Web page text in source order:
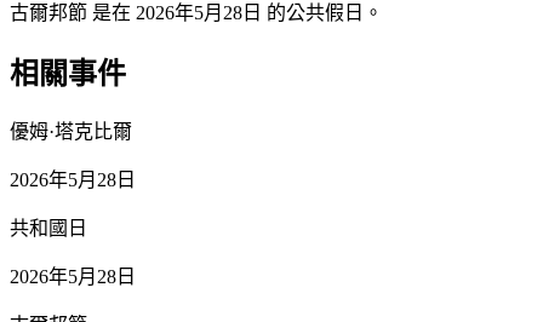
古爾邦節 是在 2026年5月28日 的公共假日。
相關事件
優姆·塔克比爾
2026年5月28日
共和國日
2026年5月28日